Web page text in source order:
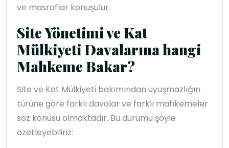
ve masraflar konuşulur.
Site Yönetimi ve Kat
Mülkiyeti Davalarına hangi
Mahkeme Bakar?
Site ve Kat Mülkiyeti bakımından uyuşmazlığın
türüne göre farklı davalar ve farklı mahkemeler
söz konusu olmaktadır. Bu durumu şöyle
özetleyebiliriz: